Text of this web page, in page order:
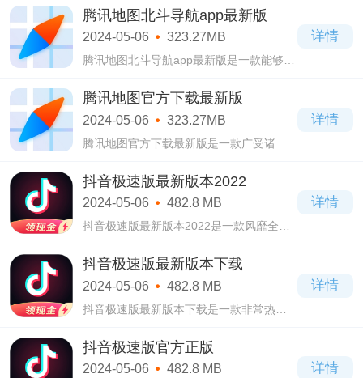
有着诸多能够便利用户们的功能应用，如
出租车、驾车、步行、公交、骑行等，都
是可以
腾讯地图北斗导航app最新版
2024-05-06 323.27MB
腾讯地图北斗导航app最新版是一款能够方
北斗导航app最新版中，为诸多用户们提供
了各种人性化的定位功能，不仅能够方便
用户们
详情
腾讯地图官方下载最新版
2024-05-06 323.27MB
腾讯地图官方下载最新版是一款广受诸多
方下载最新版中有着诸多能够帮助用户们
进行精准定位的功能，而且还都是智能的
哦！
详情
抖音极速版最新版本2022
2024-05-06 482.8 MB
抖音极速版最新版本2022是一款风靡全国
新版本2022这款app当中我们可以看到超
多有趣的短视频，无论你喜欢什么类型，
这里应有尽
详情
抖音极速版最新版本下载
2024-05-06 482.8 MB
抖音极速版最新版本下载是一款非常热门
本下载这款软件当中你可以看到各种有趣
的短视频，同时你也可以自己拍摄你擅长
或你感
详情
抖音极速版官方正版
2024-05-06 482.8 MB 详情